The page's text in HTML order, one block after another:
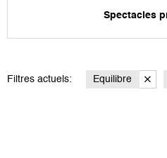
Spectacles
Filtres actuels: Equilibre